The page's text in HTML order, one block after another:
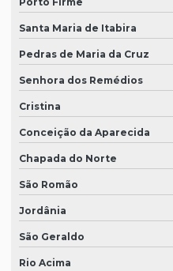
Santa Maria de Itabira
Pedras de Maria da Cruz
Senhora dos Remédios
Cristina
Conceição da Aparecida
Chapada do Norte
São Romão
Jordânia
São Geraldo
Rio Acima